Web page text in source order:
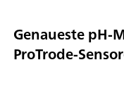
Genaueste pH-
ProTrode-